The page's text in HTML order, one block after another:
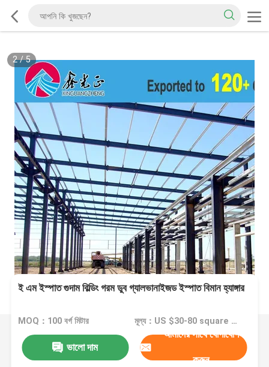
2/5
ই এম ইস্পাত গুদাম বিল্ডিং গরম ডুব গ্যালভানাইজড ইস্পাত বিমান হ্যাঙ্গার
MOQ：100 বর্গ মিটার মূল্য：US $30-80 square meter
ভালো দাম
আমাদের সাথে যোগাযোগ
করুন